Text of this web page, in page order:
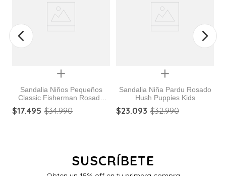
Quickview
Sandalia Niños Pequeños
Classic Fisherman Rosado
$17.495 $34.990
Quickview
Sandalia Niña Pardu Rosado
Hush Puppies Kids
$23.093 $32.990
SUSCRÍBETE